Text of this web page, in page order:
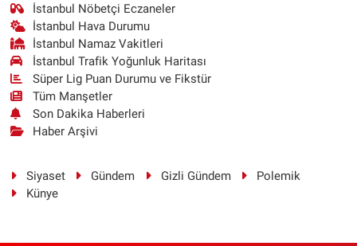
İstanbul Nöbetçi Eczaneler
İstanbul Hava Durumu
İstanbul Namaz Vakitleri
İstanbul Trafik Yoğunluk Haritası
Süper Lig Puan Durumu ve Fikstür
Tüm Manşetler
Son Dakika Haberleri
Haber Arşivi
Siyaset Gündem Gizli Gündem
Polemik
Künye